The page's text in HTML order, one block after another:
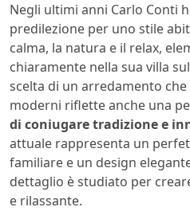
Negli ultimi anni Carlo Conti
predilezione per uno stile
calma, la natura e il relax,
chiaramente nella sua villa
scelta di un arredamento
moderni riflette anche una
di coniugare tradizione e
attuale rappresenta un
familiare e un design
dettaglio è studiato per
e rilassante.